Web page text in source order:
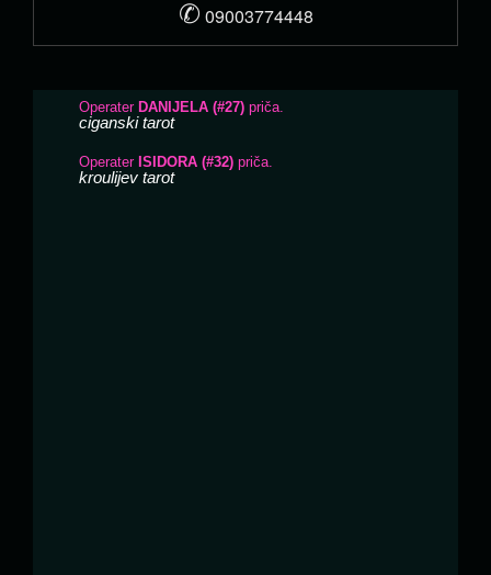
✆ 09003774448